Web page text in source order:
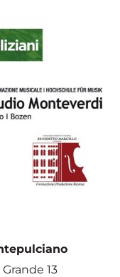
13